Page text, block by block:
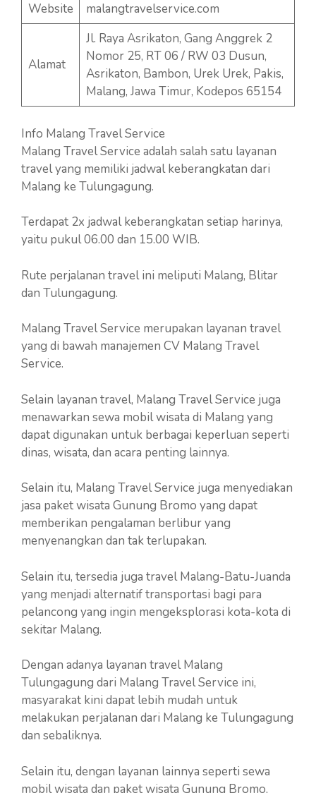
Website malangtravelservice.com
Alamat
Jl. Raya Asrikaton, Gang Anggrek 2
Nomor 25, RT 06 / RW 03 Dusun,
Asrikaton, Bambon, Urek Urek, Pakis,
Malang, Jawa Timur, Kodepos 65154
Info Malang Travel Service
Malang Travel Service adalah salah satu layanan
travel yang memiliki jadwal keberangkatan dari
Malang ke Tulungagung.
Terdapat 2x jadwal keberangkatan setiap harinya,
yaitu pukul 06.00 dan 15.00 WIB.
Rute perjalanan travel ini meliputi Malang, Blitar
dan Tulungagung.
Malang Travel Service merupakan layanan travel
yang di bawah manajemen CV Malang Travel
Service.
Selain layanan travel, Malang Travel Service juga
menawarkan sewa mobil wisata di Malang yang
dapat digunakan untuk berbagai keperluan seperti
dinas, wisata, dan acara penting lainnya.
Selain itu, Malang Travel Service juga menyediakan
jasa paket wisata Gunung Bromo yang dapat
memberikan pengalaman berlibur yang
menyenangkan dan tak terlupakan.
Selain itu, tersedia juga travel Malang-Batu-Juanda
yang menjadi alternatif transportasi bagi para
pelancong yang ingin mengeksplorasi kota-kota di
sekitar Malang.
Dengan adanya layanan travel Malang
Tulungagung dari Malang Travel Service ini,
masyarakat kini dapat lebih mudah untuk
melakukan perjalanan dari Malang ke Tulungagung
dan sebaliknya.
Selain itu, dengan layanan lainnya seperti sewa
mobil wisata dan paket wisata Gunung Bromo,